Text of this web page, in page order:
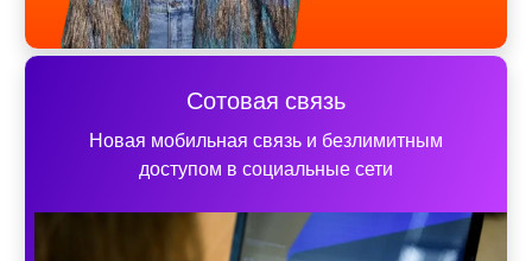
Сотовая связь
Новая мобильная связь и безлимитным
доступом в социальные сети